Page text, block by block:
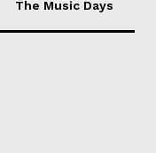
The Music Days